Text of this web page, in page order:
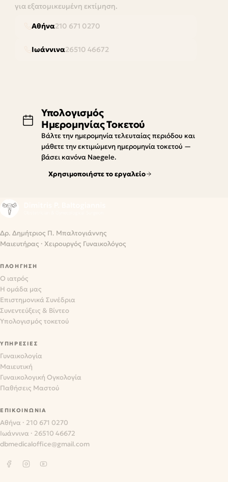
για εξατομικευμένη εκτίμηση.
Αθήνα210 671 0270
Ιωάννινα26510 46672
Υπολογισμός
Ημερομηνίας Τοκετού
Βάλτε την ημερομηνία τελευταίας περιόδου και
μάθετε την εκτιμώμενη ημερομηνία τοκετού —
βάσει κανόνα Naegele.
Χρησιμοποιήστε το εργαλείο
Δρ. Δημήτριος Π. Μπαλτογιάννης
Μαιευτήρας · Χειρουργός Γυναικολόγος
ΠΛΟΉΓΗΣΗ
Ο ιατρός
Η ομάδα μας
Επιστημονικά Συνέδρια
Συνεντεύξεις & Βίντεο
Υπολογισμός τοκετού
ΥΠΗΡΕΣΊΕΣ
Γυναικολογία
Μαιευτική
Γυναικολογική Ογκολογία
Παθήσεις Μαστού
ΕΠΙΚΟΙΝΩΝΊΑ
Αθήνα · 210 671 0270
Ιωάννινα · 26510 46672
dbmedicaloffice@gmail.com